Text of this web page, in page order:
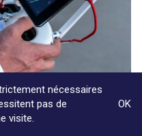
nécessaires
pas de
visite.
OK